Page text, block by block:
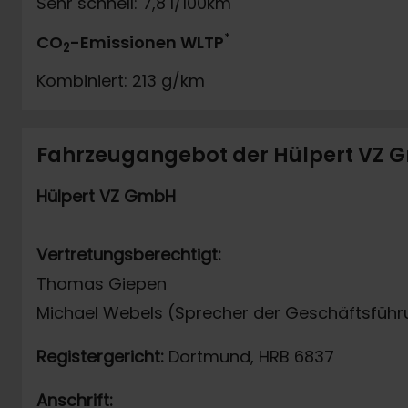
CO2-Emissionen WLTP*
Kombiniert: 213 g/km
Fahrzeugangebot der Hülpert VZ
Hülpert VZ GmbH
Vertretungsberechtigt:
Thomas Giepen
Michael Webels (Sprecher der
Registergericht: Dortmund, HRB 6837
Anschrift: